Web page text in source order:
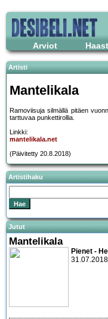
Arviot
Artisti
Mantelikala
Ramoviisuja silmällä pitäen
tarttuvaa punkettirollia.
Linkki:
mantelikala.net
(Päivitetty 20.8.2018)
Artistihaku
Jutut
Mantelikala
Pienet -
31.07.2018